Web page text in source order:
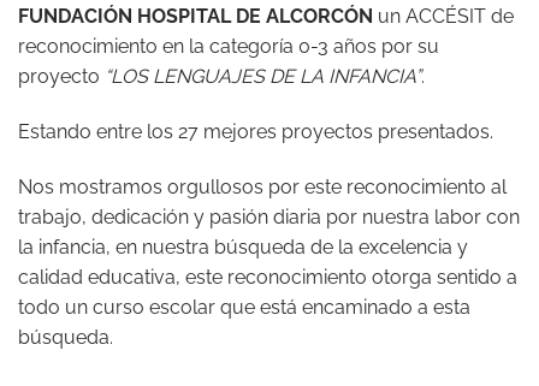
FUNDACIÓN HOSPITAL DE ALCORCÓN un ACCÉSIT de
reconocimiento en la categoría 0-3 años por su
proyecto “LOS LENGUAJES DE LA INFANCIA”.
Estando entre los 27 mejores proyectos presentados.
Nos mostramos orgullosos por este reconocimiento al
trabajo, dedicación y pasión diaria por nuestra labor con
la infancia, en nuestra búsqueda de la excelencia y
calidad educativa, este reconocimiento otorga sentido a
todo un curso escolar que está encaminado a esta
búsqueda.